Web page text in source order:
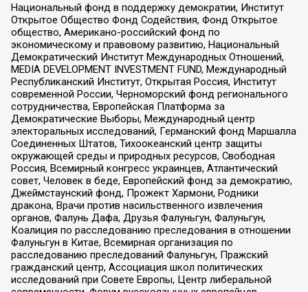
Национальный фонд в поддержку демократии, Институт
Открытое Общество Фонд Содействия, Фонд Открытое
общество, Американо-российский фонд по
экономическому и правовому развитию, Национальный
Демократический Институт Международных Отношений,
MEDIA DEVELOPMENT INVESTMENT FUND, Международный
Республиканский Институт, Открытая Россия, Институт
современной России, Черноморский фонд регионального
сотрудничества, Европейская Платформа за
Демократические Выборы, Международный центр
электоральных исследований, Германский фонд Маршалла
Соединенных Штатов, Тихоокеанский центр защиты
окружающей среды и природных ресурсов, Свободная
Россия, Всемирный конгресс украинцев, Атлантический
совет, Человек в беде, Европейский фонд за демократию,
Джеймстаунский фонд, Прожект Хармони, Родники
дракона, Врачи против насильственного извлечения
органов, Фалунь Дафа, Друзья Фалуньгун, Фалуньгун,
Коалиция по расследованию преследования в отношении
Фалуньгун в Китае, Всемирная организация по
расследованию преследований Фалуньгун, Пражский
гражданский центр, Ассоциация школ политических
исследований при Совете Европы, Центр либеральной